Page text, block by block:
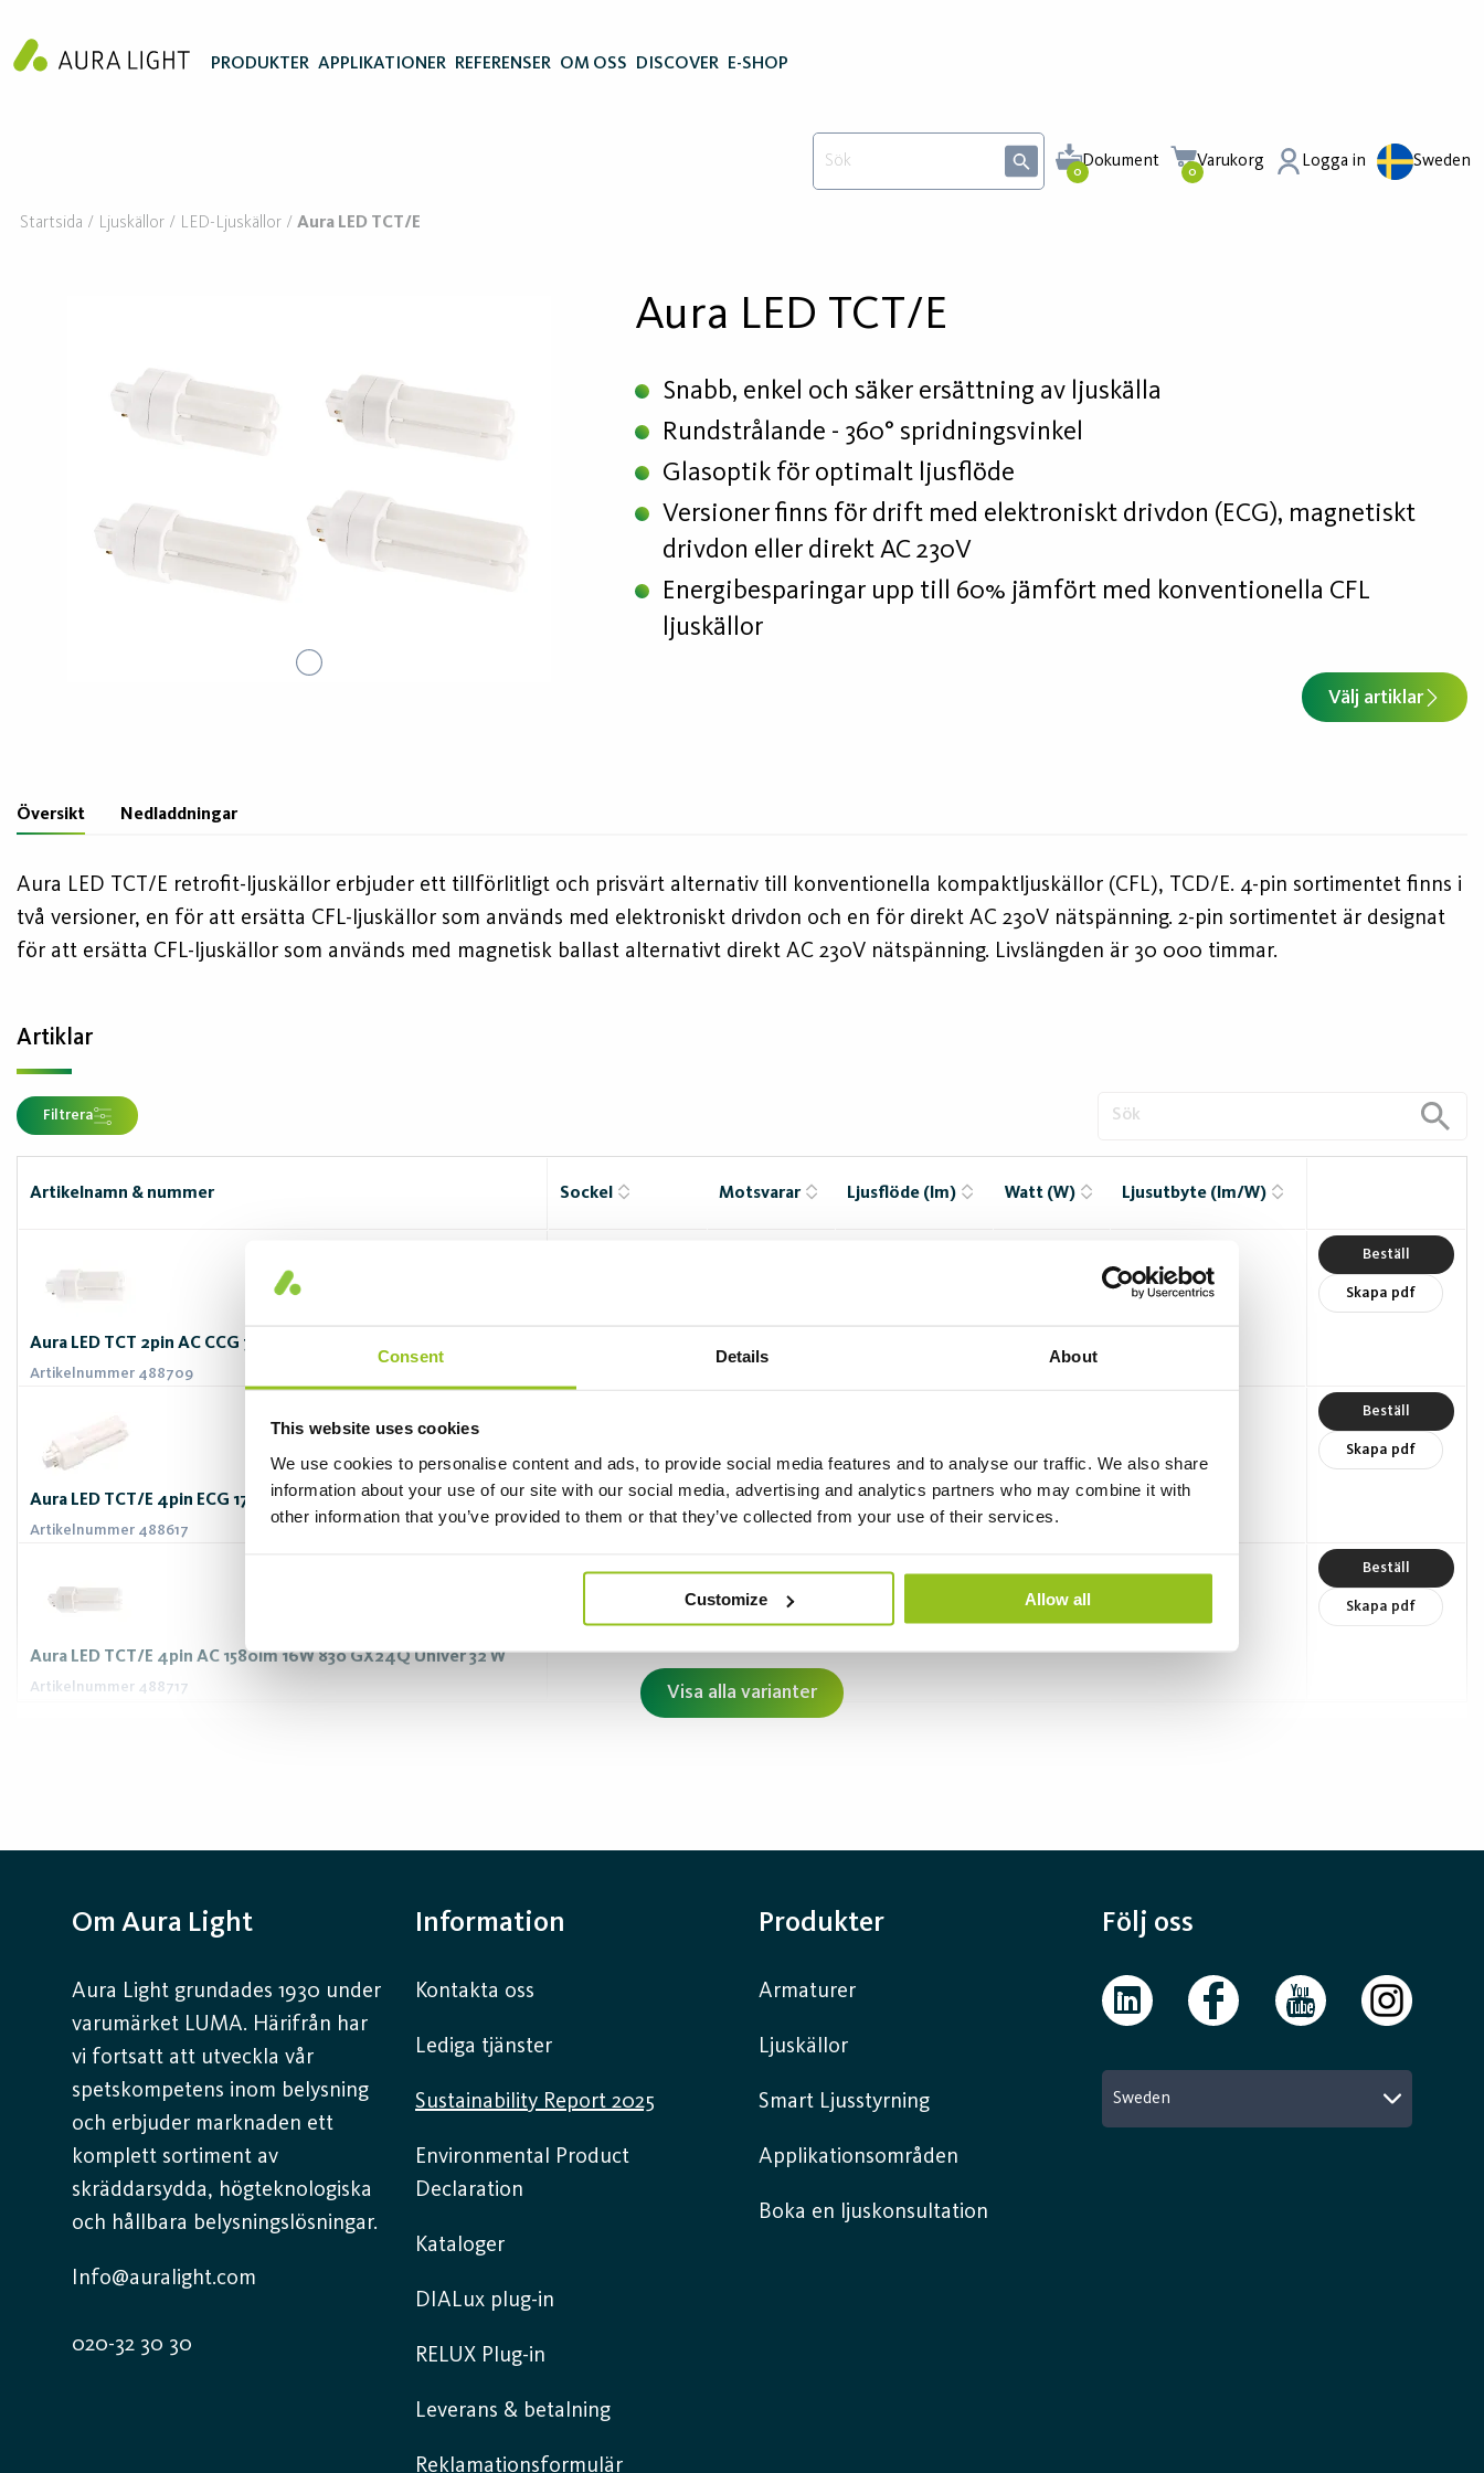
Consent Details About
This website uses cookies
We use cookies to personalise content and ads, to provide social media features and to analyse our traffic. We also share
information about your use of our site with our social media, advertising and analytics partners who may combine it with
other information that you’ve provided to them or that they’ve collected from your use of their services.
Customize Allow all
PRODUKTER APPLIKATIONER REFERENSER OM OSS DISCOVER E-SHOP
0
Dokument
0
Varukorg Logga in Sweden
Startsida Ljuskällor LED-Ljuskällor Aura LED TCT/E
Aura LED TCT/E
Snabb, enkel och säker ersättning av ljuskälla
Rundstrålande - 360° spridningsvinkel
Glasoptik för optimalt ljusflöde
Versioner finns för drift med elektroniskt drivdon (ECG), magnetiskt
drivdon eller direkt AC 230V
Energibesparingar upp till 60% jämfört med konventionella CFL
ljuskällor
Välj artiklar
Översikt Nedladdningar
Aura LED TCT/E retrofit-ljuskällor erbjuder ett tillförlitligt och prisvärt alternativ till konventionella kompaktljuskällor (CFL), TCD/E. 4-pin sortimentet finns i
två versioner, en för att ersätta CFL-ljuskällor som används med elektroniskt drivdon och en för direkt AC 230V nätspänning. 2-pin sortimentet är designat
för att ersätta CFL-ljuskällor som används med magnetisk ballast alternativt direkt AC 230V nätspänning. Livslängden är 30 000 timmar.
Artiklar
Filtrera
Visa alla varianter
Artikelnamn & nummer Sockel Motsvarar Ljusflöde (lm) Watt (W) Ljusutbyte (lm/W)
Aura LED TCT 2pin AC CCG 770lm 7W 840 GX24D Universal 18 W
Artikelnummer 488709
Beställ
Skapa pdf
Aura LED TCT/E 4pin ECG 1760lm 16W/840 GX24Q-3
Artikelnummer 488617
Beställ
Skapa pdf
Aura LED TCT/E 4pin AC 1580lm 16W 830 GX24Q Univer 32 W
Artikelnummer 488717
GX24Q Universal 32W Beställ
Skapa pdf
Om Aura Light
Aura Light grundades 1930 under
varumärket LUMA. Härifrån har
vi fortsatt att utveckla vår
spetskompetens inom belysning
och erbjuder marknaden ett
komplett sortiment av
skräddarsydda, högteknologiska
och hållbara belysningslösningar.
Info@auralight.com
020-32 30 30
Information
Kontakta oss
Lediga tjänster
Sustainability Report 2025
Environmental Product
Declaration
Kataloger
DIALux plug-in
RELUX Plug-in
Leverans & betalning
Reklamationsformulär
Produkter
Armaturer
Ljuskällor
Smart Ljusstyrning
Applikationsområden
Boka en ljuskonsultation
Följ oss
Sweden